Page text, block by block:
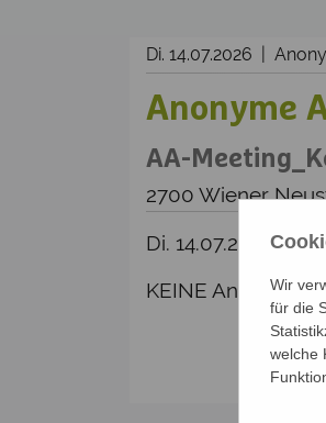
Di. 14.07.2026 |
Anonyme
AA-
2700 Wiener
Di. 14.07.2026,
KEINE
Wir
für die
welche